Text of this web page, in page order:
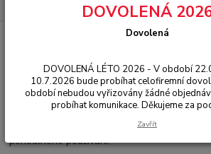
Sluchátka, Bluetooth HF
3mk bezdrátové
Vysoká kvalita zvuku za všech okolností.
esencí nejenom vysoké kvality, ale také
pohodlného používání.
DOVOLENÁ
Dovolená
DOVOLENÁ LÉTO 2026 - V období
10.7.2026 bude probíhat celofiremní
období nebudou vyřizovány žádné
probíhat komunikace. Děkujeme za
Zavřít